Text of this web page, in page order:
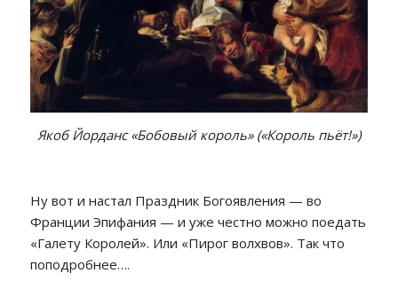
Якоб Йорданс «Бобовый король» («Король пьёт!»)
Ну вот и настал Праздник Богоявления — во
Франции Эпифания — и уже честно можно поедать
«Галету Королей». Или «Пирог волхвов». Так что
поподробнее….